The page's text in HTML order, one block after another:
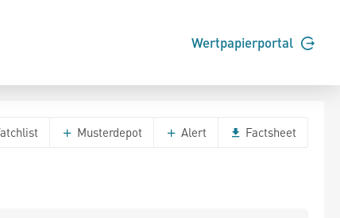
Wertpapierportal
Musterdepot Alert Factsheet